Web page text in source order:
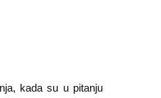
kada su u pitanju